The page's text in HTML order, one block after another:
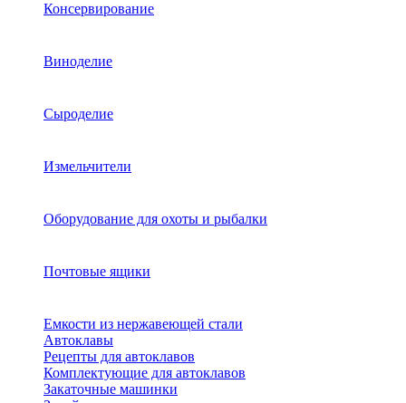
Консервирование
Виноделие
Сыроделие
Измельчители
Оборудование для охоты и рыбалки
Почтовые ящики
Емкости из нержавеющей стали
Автоклавы
Рецепты для автоклавов
Комплектующие для автоклавов
Закаточные машинки